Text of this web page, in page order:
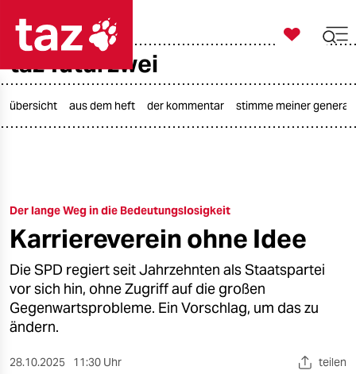
taz zahl ich
öko
gesellschaft
kultur
sport
berlin

taz zahl ich
taz futurzwei
übersicht aus dem heft der kommentar stimme meiner
Der lange Weg in die Bedeutungslosigkeit
Karriereverein ohne Idee
Die SPD regiert seit Jahrzehnten als Staatspartei
vor sich hin, ohne Zugriff auf die großen
Gegenwartsprobleme. Ein Vorschlag, um das zu
ändern.
28.10.2025 11:30 Uhr teilen